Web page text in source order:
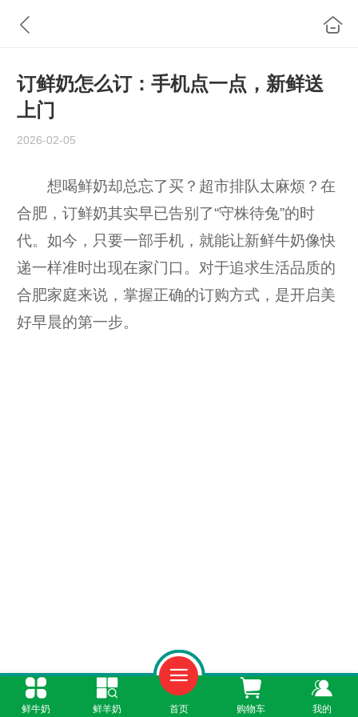
订鲜奶怎么订：手机点一点，新鲜送
上门
2026-02-05
想喝鲜奶却总忘了买？超市排队太麻烦？在
合肥，订鲜奶其实早已告别了“守株待兔”的时
代。如今，只要一部手机，就能让新鲜牛奶像快
递一样准时出现在家门口。对于追求生活品质的
合肥家庭来说，掌握正确的订购方式，是开启美
好早晨的第一步。
首先，认准官方入口是关键。目前最主流、
鲜牛奶 鲜羊奶 首页 购物车 我的